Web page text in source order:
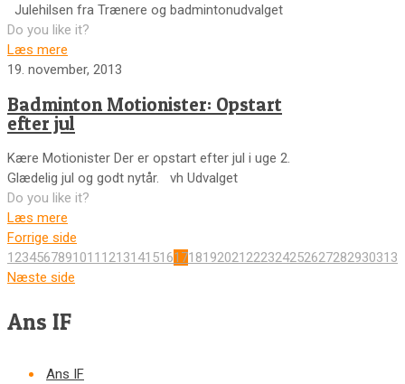
Julehilsen fra Trænere og badmintonudvalget
Do you like it?
Læs mere
19. november, 2013
Badminton Motionister: Opstart
efter jul
Kære Motionister Der er opstart efter jul i uge 2.
Glædelig jul og godt nytår. vh Udvalget
Do you like it?
Læs mere
Forrige side
1 234567891011 12131415161718192021 22232425262728293031 32
Næste side
Ans IF
Ans IF